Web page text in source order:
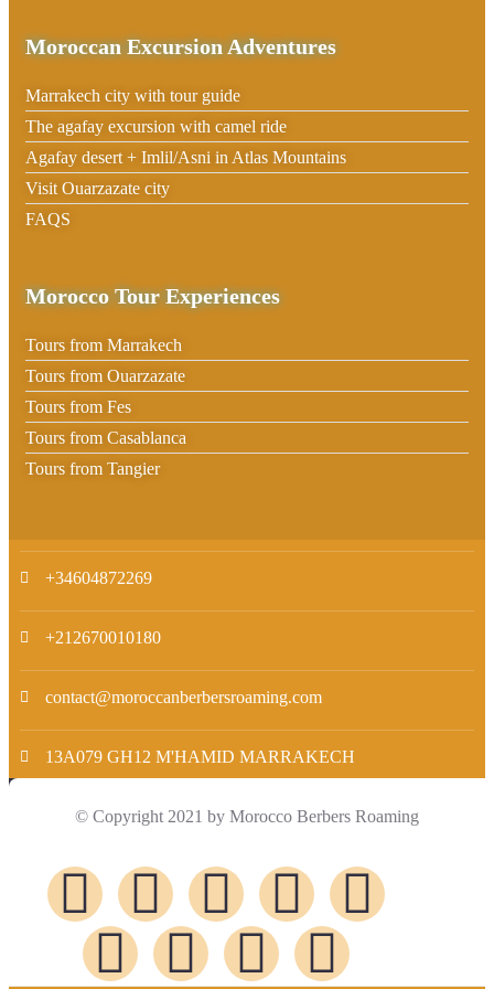
Moroccan Excursion Adventures
Marrakech city with tour guide
The agafay excursion with camel ride
Agafay desert + Imlil/Asni in Atlas Mountains
Visit Ouarzazate city
FAQS
Morocco Tour Experiences
Tours from Marrakech
Tours from Ouarzazate
Tours from Fes
Tours from Casablanca
Tours from Tangier
+34604872269
+212670010180
contact@moroccanberbersroaming.com
13A079 GH12 M'HAMID MARRAKECH
© Copyright 2021 by Morocco Berbers Roaming